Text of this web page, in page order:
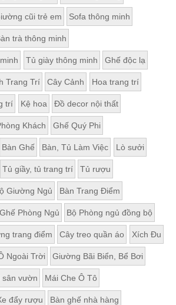
cũi trẻ em Sofa thông minh
trà thông minh
Tủ giày thông minh Ghế độc lạ
Trang Trí Cây Cảnh Hoa trang trí
trí Kệ hoa Đồ decor nội thất
Khách Ghế Quý Phi
Bàn Ghế Bàn, Tủ Làm Việc Lò sưởi
Tủ giầy, tủ trang trí Tủ rượu
Giường Ngủ Bàn Trang Điểm
Phòng Ngủ Bộ Phòng ngủ đồng bộ
trang điểm Cây treo quần áo Xích Đu
Ngoài Trời Giường Bãi Biển, Bể Bơi
sân vườn Mái Che Ô Tô
đẩy rượu Bàn ghế nhà hàng